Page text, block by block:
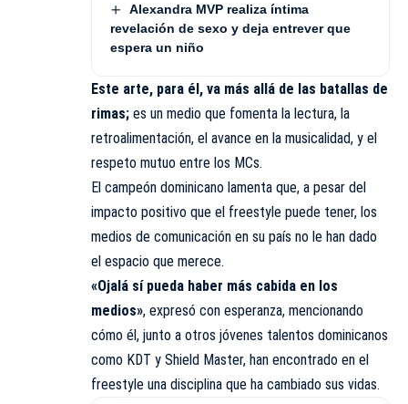
Alexandra MVP realiza íntima
revelación de sexo y deja entrever que
espera un niño
Este arte, para él, va más allá de las batallas de
rimas; es un medio que fomenta la lectura, la
retroalimentación, el avance en la musicalidad, y el
respeto mutuo entre los MCs.
El campeón dominicano lamenta que, a pesar del
impacto positivo que el freestyle puede tener, los
medios de comunicación en su país no le han dado
el espacio que merece.
«Ojalá sí pueda haber más cabida en los
medios», expresó con esperanza, mencionando
cómo él, junto a otros jóvenes talentos dominicanos
como KDT y Shield Master, han encontrado en el
freestyle una disciplina que ha cambiado sus vidas.